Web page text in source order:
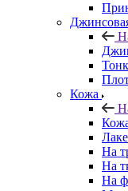
Кожа
Лаке
На
На
На